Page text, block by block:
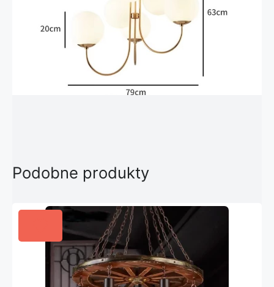
Podobne produkty